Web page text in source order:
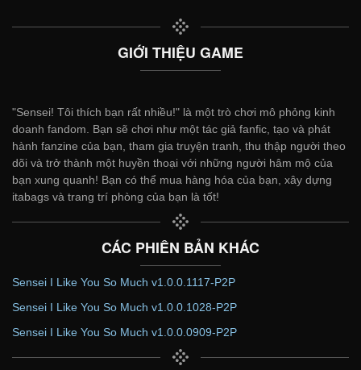
GIỚI THIỆU GAME
"Sensei! Tôi thích bạn rất nhiều!" là một trò chơi mô phỏng kinh
doanh fandom. Bạn sẽ chơi như một tác giả fanfic, tạo và phát
hành fanzine của bạn, tham gia truyện tranh, thu thập người theo
dõi và trở thành một huyền thoại với những người hâm mộ của
bạn xung quanh! Bạn có thể mua hàng hóa của bạn, xây dựng
itabags và trang trí phòng của bạn là tốt!
CÁC PHIÊN BẢN KHÁC
Sensei I Like You So Much v1.0.0.1117-P2P
Sensei I Like You So Much v1.0.0.1028-P2P
Sensei I Like You So Much v1.0.0.0909-P2P